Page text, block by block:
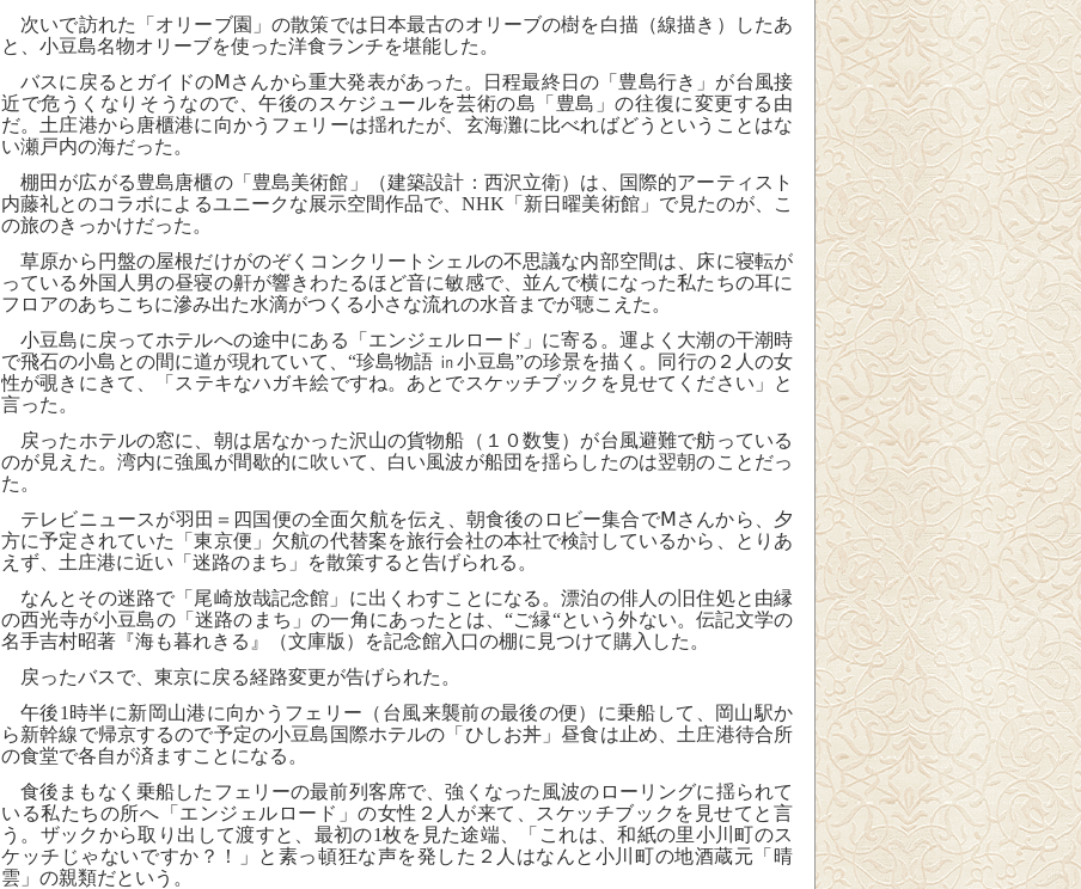
次いで訪れた「オリーブ園」の散策では日本最古のオリーブの樹を白描（線描き）したあ
と、小豆島名物オリーブを使った洋食ランチを堪能した。
バスに戻るとガイドのⅯ さんから重大発表があった。
日程最終日の「豊島行き」が台風接
近で危うくなりそうなので、午後のスケジュールを芸術の島「豊島」の往復に変更する由
だ。土庄港から唐櫃港に向かうフェリーは揺れたが、玄海灘に比べればどうということはな
い瀬戸内の海だった。
棚田が広がる豊島唐櫃の「豊島美術館」（建築設計：西沢立衛）は、国際的アーティスト
内藤礼とのコラボによるユニークな展示空間作品で、NHK 「新日曜美術館」で見たのが、こ
の旅のきっかけだった。
草原から円盤の屋根だけがのぞくコンクリートシェルの不思議な内部空間は、床に寝転が
っている外国人男の昼寝の鼾が響きわたるほど音に敏感で、並んで横になった私たちの耳に
フロアのあちこちに滲み出た水滴がつくる小さな流れの水音までが聴こえた。
小豆島に戻ってホテルへの途中にある「エンジェルロード」に寄る。運よく大潮の干潮時
で飛石の小島との間に道が現れていて、“珍島物語 ㏌小豆島”の珍景を描く。同行の２人の女
性が覗きにきて、「ス テキなハガキ絵ですね。あとでスケッチブックを見せてください」と
言った。
戻ったホテルの窓に、朝は居なかった沢山の貨物船（１０数隻）が台風避難で舫っている
のが見えた。湾内に強風が間歇的に吹いて、白い風波が船団を揺らしたのは翌朝のことだっ
た。
テレビニュースが羽田＝四国便の全面欠航を伝え、朝食後のロビー集合でⅯ さんから、夕
方に予定されていた「東京便」欠航の代替案を旅行会社の本社で検討しているから、とりあ
えず、土庄港に近い「迷路のまち」を散策すると告げられる。
なんとその迷路で「尾崎放哉記念館」に出くわすことになる。漂泊の俳人の旧住処と由縁
の西光寺が小豆島の「迷路のまち」の一角にあったとは、“ご縁“という外ない。伝記文学の
名手吉村昭著『海も暮れきる』（文庫版）を記念館入口の棚に見つけて購入した。
戻ったバスで、東京に戻る経路変更が告げられた。
午後1 時半に新岡山港に向かうフェリー（台風来襲前の最後の便）に乗船して、岡山駅か
ら新幹線で帰京するので予定の小豆島国際ホテルの「ひしお丼」昼食は止め、土庄港待合所
の食堂で各自が済ますことになる。
食後まもなく乗船したフェリーの最前列客席で、強くなった風波のローリングに揺られて
いる私たちの所へ「エンジェルロード」の女性２人が来て、スケッチブックを見せてと言
う。ザックから取り出して渡すと、最初の1枚を見た途端、「これは、和紙の里小川町のス
ケッチじゃないですか？！」と素っ頓狂な声を発した２人はなんと小川町の地酒蔵元「晴
雲」の親類だという。